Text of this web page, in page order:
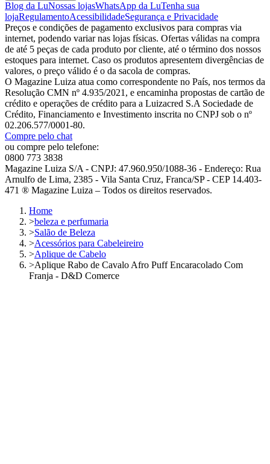
Blog da LuNossas lojasWhatsApp da LuTenha sua
lojaRegulamentoAcessibilidadeSegurança e Privacidade
Preços e condições de pagamento exclusivos para compras via
internet, podendo variar nas lojas físicas. Ofertas válidas na compra
de até 5 peças de cada produto por cliente, até o término dos nossos
estoques para internet. Caso os produtos apresentem divergências de
valores, o preço válido é o da sacola de compras.
O Magazine Luiza atua como correspondente no País, nos termos da
Resolução CMN nº 4.935/2021, e encaminha propostas de cartão de
crédito e operações de crédito para a Luizacred S.A Sociedade de
Crédito, Financiamento e Investimento inscrita no CNPJ sob o nº
02.206.577/0001-80.
Compre pelo chat
ou compre pelo telefone:
0800 773 3838
Magazine Luiza S/A - CNPJ: 47.960.950/1088-36 - Endereço: Rua
Arnulfo de Lima, 2385 - Vila Santa Cruz, Franca/SP - CEP 14.403-
471 ® Magazine Luiza – Todos os direitos reservados.
Home
>beleza e perfumaria
>Salão de Beleza
>Acessórios para Cabeleireiro
>Aplique de Cabelo
>Aplique Rabo de Cavalo Afro Puff Encaracolado Com
Franja - D&D Comerce